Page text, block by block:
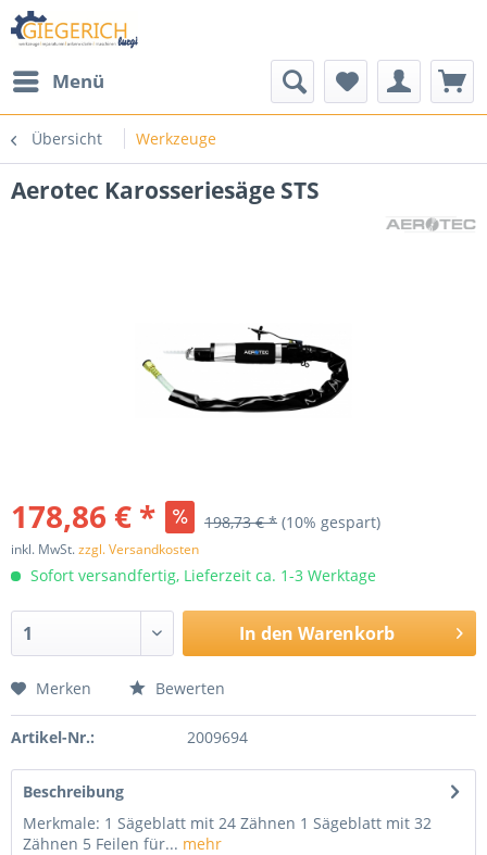
Menü
Übersicht Werkzeuge
Aerotec Karosseriesäge STS
178,86 € * 198,73 € * (10% gespart)
inkl. MwSt.zzgl. Versandkosten
Sofort versandfertig, Lieferzeit ca. 1-3 Werktage
In den Warenkorb
Merken Bewerten
Artikel-Nr.: 2009694
Beschreibung
Merkmale: 1 Sägeblatt mit 24 Zähnen 1 Sägeblatt mit 32
Zähnen 5 Feilen für... mehr